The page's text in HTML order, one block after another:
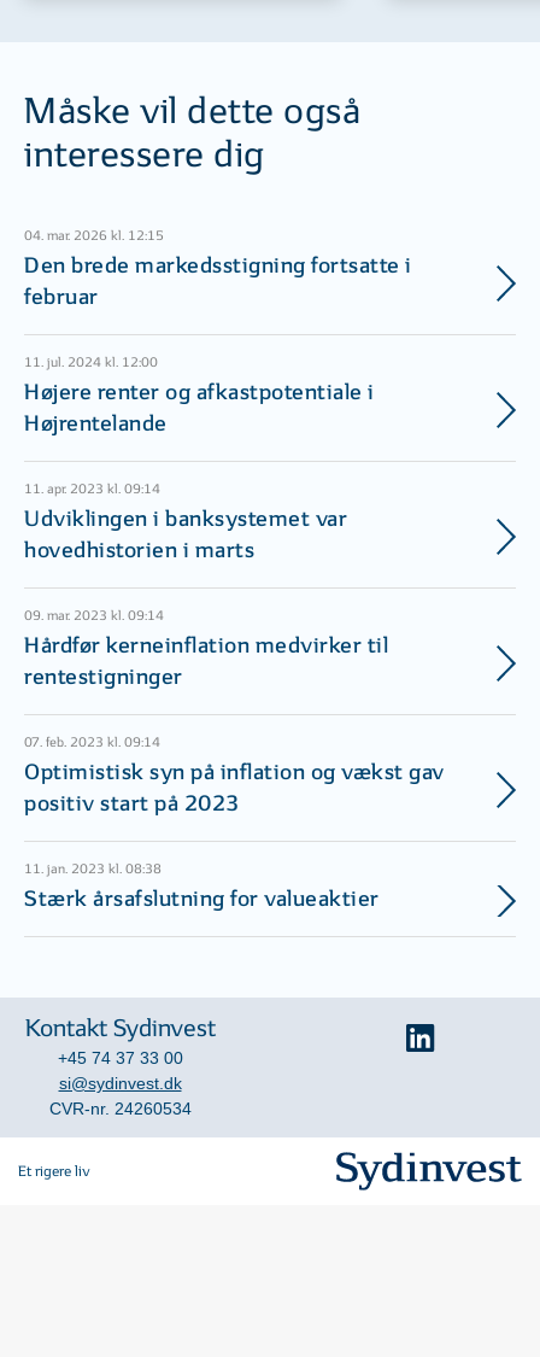
Måske vil dette også
interessere dig
04. mar. 2026 kl. 12:15
Den brede markedsstigning fortsatte i
februar
11. jul. 2024 kl. 12:00
Højere renter og afkastpotentiale i
Højrentelande
11. apr. 2023 kl. 09:14
Udviklingen i banksystemet var
hovedhistorien i marts
09. mar. 2023 kl. 09:14
Hårdfør kerneinflation medvirker til
rentestigninger
07. feb. 2023 kl. 09:14
Optimistisk syn på inflation og vækst gav
positiv start på 2023
11. jan. 2023 kl. 08:38
Stærk årsafslutning for valueaktier
Kontakt Sydinvest
+45 74 37 33 00
si@sydinvest.dk
CVR-nr. 24260534
Et rigere liv